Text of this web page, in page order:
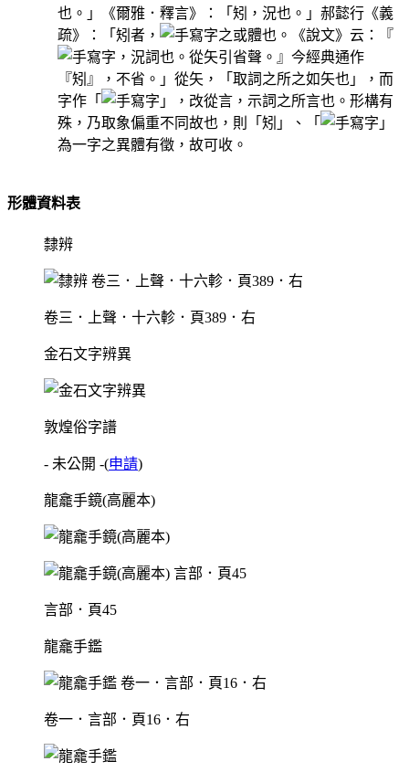
也。」《爾雅．釋言》：「矧，況也。」郝懿行《義
疏》：「矧者，
之或體也。《說文》云：『
，況詞也。從矢引省聲。』今經典通作
『矧』，不省。」從矢，「取詞之所之如矢也」，而
字作「
」，改從言，示詞之所言也。形構有
殊，乃取象偏重不同故也，則「矧」、「
」
為一字之異體有徵，故可收。
形體資料表
隸辨
卷三．上聲．十六軫．頁389．右
金石文字辨異
敦煌俗字譜
- 未公開 -(申請)
龍龕手鏡(高麗本)
言部．頁45
龍龕手鑑
卷一．言部．頁16．右